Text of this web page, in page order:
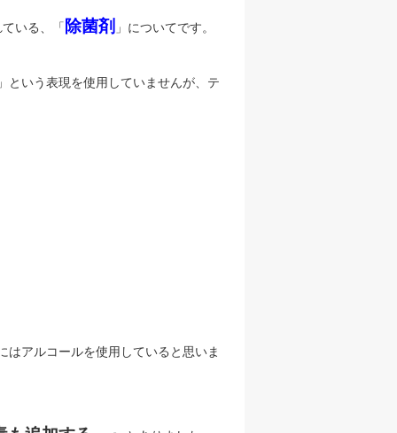
いる、「 除菌剤 」についてです。
という表現を使用していませんが、テ
アルコールを使用していると思いま